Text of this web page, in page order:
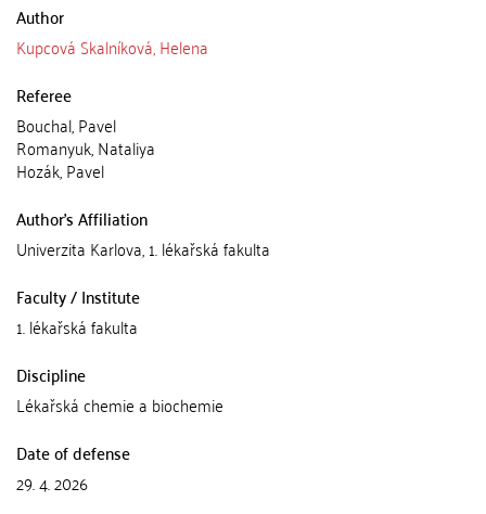
Author
Kupcová Skalníková, Helena
Referee
Bouchal, Pavel
Romanyuk, Nataliya
Hozák, Pavel
Author's Affiliation
Univerzita Karlova, 1. lékařská fakulta
Faculty / Institute
1. lékařská fakulta
Discipline
Lékařská chemie a biochemie
Date of defense
29. 4. 2026